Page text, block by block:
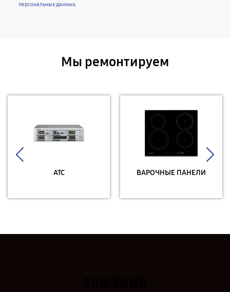
персональных данных.
Мы ремонтируем
АТС ВАРОЧНЫЕ ПАНЕЛИ